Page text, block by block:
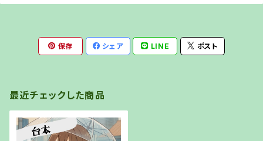
保存 シェア LINE ポスト
最近チェックした商品